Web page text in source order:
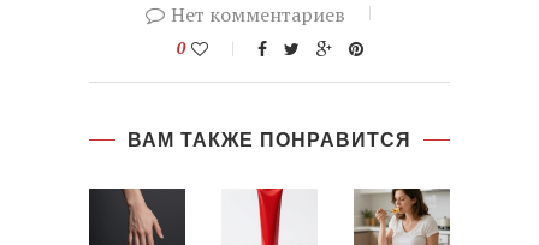
Нет комментариев
0
ВАМ ТАКЖЕ ПОНРАВИТСЯ